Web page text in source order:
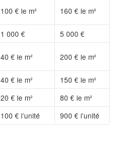
100 € le m² 160 € le m²
1 000 €
5 000 €
40 € le m² 200 € le m²
40 € le m²
150 € le m²
20 € le m²
80 € le m²
100 € l’unité 900 € l’unité